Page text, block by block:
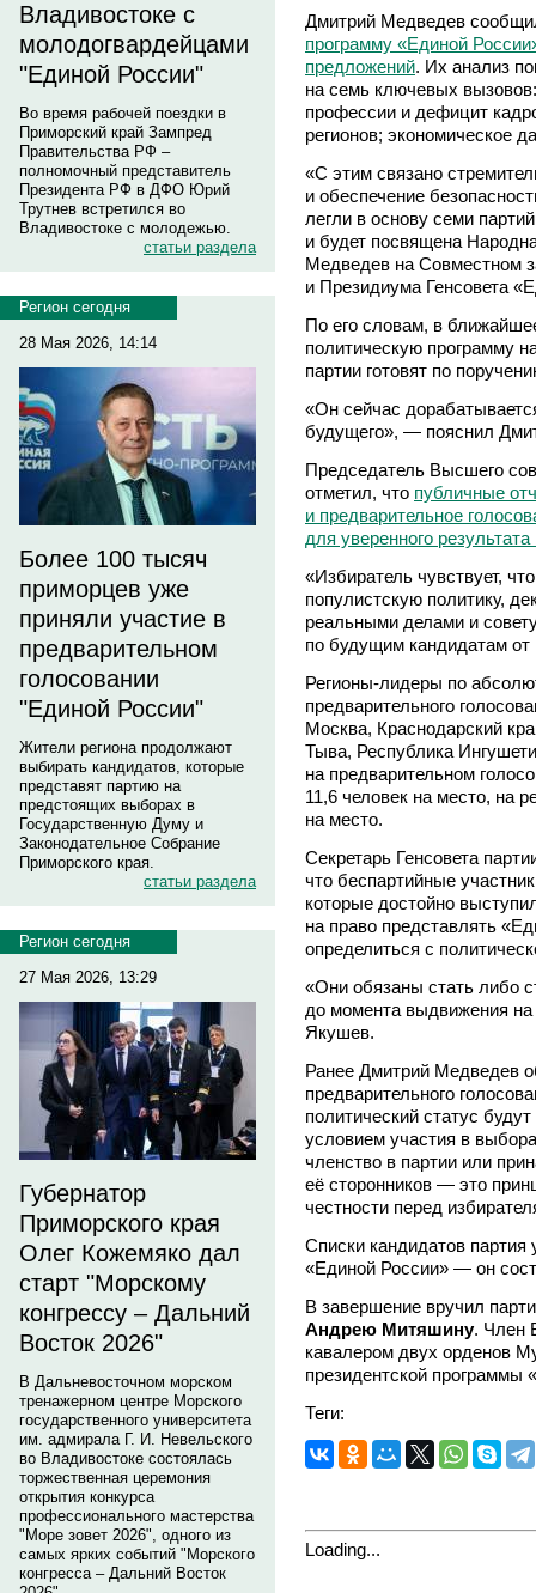
Владивостоке с
молодогвардейцами
"Единой России"
Во время рабочей поездки в
Приморский край Зампред
Правительства РФ –
полномочный представитель
Президента РФ в ДФО Юрий
Трутнев встретился во
Владивостоке с молодежью.
статьи раздела
Регион сегодня
28 Мая 2026, 14:14
Более 100 тысяч
приморцев уже
приняли участие в
предварительном
голосовании
"Единой России"
Жители региона продолжают
выбирать кандидатов, которые
представят партию на
предстоящих выборах в
Государственную Думу и
Законодательное Собрание
Приморского края.
статьи раздела
Регион сегодня
27 Мая 2026, 13:29
Губернатор
Приморского края
Олег Кожемяко дал
старт "Морскому
конгрессу – Дальний
Восток 2026"
В Дальневосточном морском
тренажерном центре Морского
государственного университета
им. адмирала Г. И. Невельского
во Владивостоке состоялась
торжественная церемония
открытия конкурса
профессионального мастерства
"Море зовет 2026", одного из
самых ярких событий "Морского
конгресса – Дальний Восток
Дмитрий Медведев
программу «Единой
предложений. Их анализ
на семь ключевых
профессии и дефицит
регионов; экономическое
«С этим связано
и обеспечение
легли в основу семи
и будет посвящена
Медведев на Совместном
и Президиума Генсовета
По его словам, в
политическую программу
партии готовят по
«Он сейчас
будущего», — пояснил
Председатель Высшего
отметил, что публичные
и предварительное
для уверенного
«Избиратель чувствует,
популистскую политику,
реальными делами и
по будущим кандидатам
Регионы-лидеры по
предварительного
Москва, Краснодарский
Тыва, Республика
на предварительном
11,6 человек на место, на
на место.
Секретарь Генсовета
что беспартийные
которые достойно
на право представлять
определиться с
«Они обязаны стать либо
до момента выдвижения
Якушев.
Ранее Дмитрий Медведев
предварительного
политический статус
условием участия в
членство в партии или
её сторонников — это
честности перед
Списки кандидатов
«Единой России» — он
В завершение вручил
Андрею Митяшину. Член
кавалером двух орденов
президентской программы
Теги:
Loading...